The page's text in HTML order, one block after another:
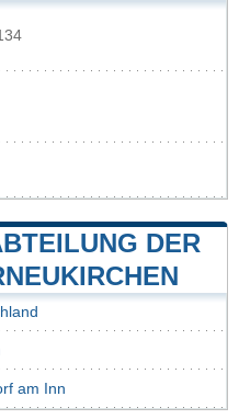
DER
am Inn